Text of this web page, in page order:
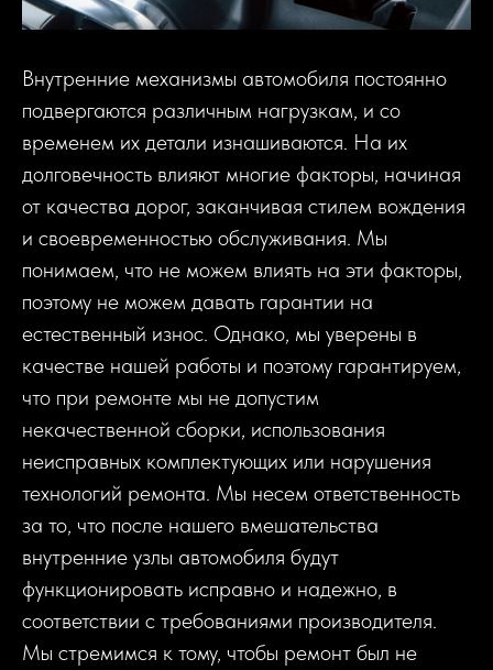
Внутренние механизмы автомобиля постоянно
подвергаются различным нагрузкам, и со
временем их детали изнашиваются. На их
долговечность влияют многие факторы, начиная
от качества дорог, заканчивая стилем вождения
и своевременностью обслуживания. Мы
понимаем, что не можем влиять на эти факторы,
поэтому не можем давать гарантии на
естественный износ. Однако, мы уверены в
качестве нашей работы и поэтому гарантируем,
что при ремонте мы не допустим
некачественной сборки, использования
неисправных комплектующих или нарушения
технологий ремонта. Мы несем ответственность
за то, что после нашего вмешательства
внутренние узлы автомобиля будут
функционировать исправно и надежно, в
соответствии с требованиями производителя.
Мы стремимся к тому, чтобы ремонт был не